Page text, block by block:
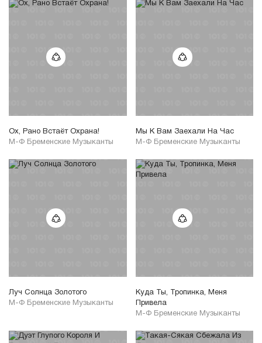
Ох, Рано Встаёт Охрана!
М-Ф Бременские Музыканты
Мы К Вам Заехали На Час
М-Ф Бременские Музыканты
Луч Солнца Золотого
М-Ф Бременские Музыканты
Куда Ты, Тропинка, Меня
Привела
М-Ф Бременские Музыканты